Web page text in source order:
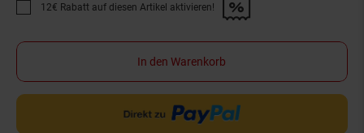
Promotion "12€ Rabatt auf diesen Artikel aktivieren!" anwenden
12€ Rabatt auf diesen Artikel aktivieren!
In den Warenkorb